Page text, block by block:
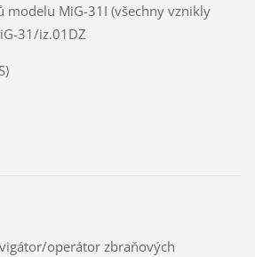
modelu MiG-31I (všechny vznikly
31/iz.01DZ
operátor zbraňových